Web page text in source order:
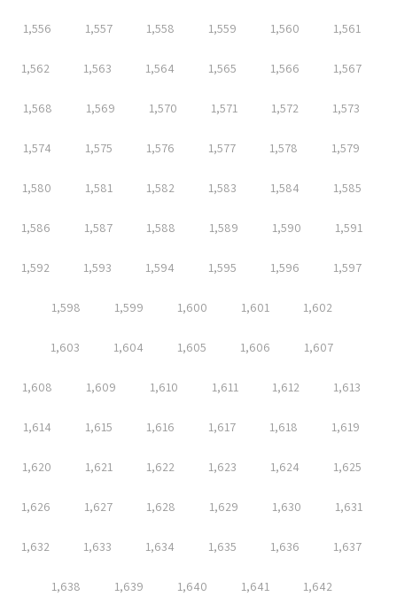
1,556 1,557 1,558 1,559 1,560 1,561
1,562 1,563 1,564 1,565 1,566 1,567
1,568 1,569 1,570 1,571 1,572 1,573
1,574 1,575 1,576 1,577 1,578 1,579
1,580 1,581 1,582 1,583 1,584 1,585
1,586 1,587 1,588 1,589 1,590 1,591
1,592 1,593 1,594 1,595 1,596 1,597
1,598 1,599 1,600 1,601 1,602
1,603 1,604 1,605 1,606 1,607
1,608 1,609 1,610 1,611 1,612 1,613
1,614 1,615 1,616 1,617 1,618 1,619
1,620 1,621 1,622 1,623 1,624 1,625
1,626 1,627 1,628 1,629 1,630 1,631
1,632 1,633 1,634 1,635 1,636 1,637
1,638 1,639 1,640 1,641 1,642